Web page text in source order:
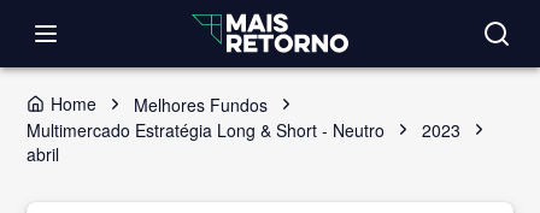
Home
Melhores Fundos
Multimercado Estratégia Long & Short - Neutro
2023
abril